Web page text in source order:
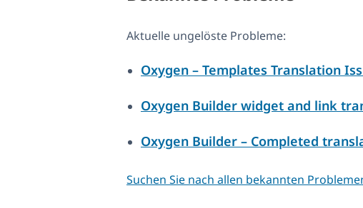
Aktuelle ungelöste Probleme:
Oxygen – Templates Translation
Oxygen Builder widget and link
Oxygen Builder – Completed
Suchen Sie nach allen bekannten